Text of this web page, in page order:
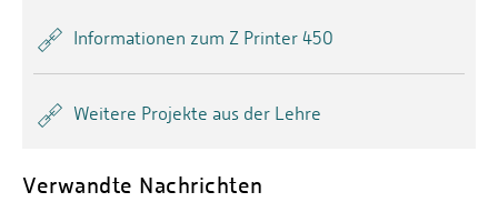
Informationen zum Z Printer 450
Weitere Projekte aus der Lehre
Verwandte Nachrichten